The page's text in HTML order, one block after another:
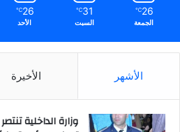
26
℃
الجمعة
31
℃
السبت
26
℃
الأحد
الأشهر الأخيرة
وزارة الداخلية